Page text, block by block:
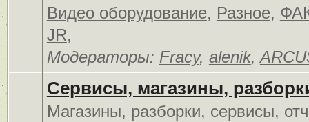
Видео оборудование, Разное,
JR,
Модераторы: Fracy, alenik,
Сервисы, магазины,
Магазины, разборки, сервисы,